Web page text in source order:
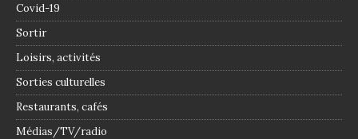
Covid-19
Sortir
Loisirs, activités
Sorties culturelles
Restaurants, cafés
Médias/TV/radio